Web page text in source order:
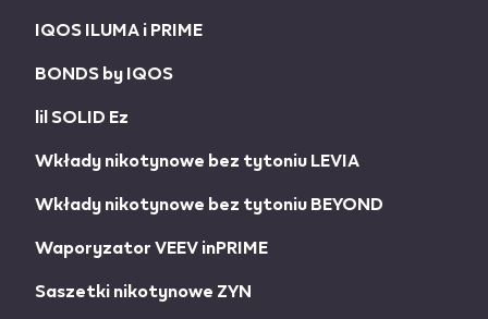
IQOS ILUMA i PRIME
BONDS by IQOS
lil SOLID Ez
Wkłady nikotynowe bez tytoniu LEVIA
Wkłady nikotynowe bez tytoniu BEYOND
Waporyzator VEEV inPRIME
Saszetki nikotynowe ZYN